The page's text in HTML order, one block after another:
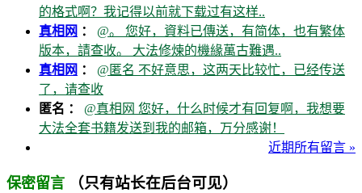
的格式啊？我记得以前就下载过有这样..
真相网 ： @。 您好，資料已傳送，有简体，也有繁体
版本，請查收。 大法修煉的機緣萬古難遇..
真相网 ： @匿名 不好意思，这两天比较忙，已经传送
了，请查收
匿名 ： @真相网 您好，什么时候才有回复啊，我想要
大法全套书籍发送到我的邮箱，万分感谢！
近期所有留言 »
保密留言 （只有站长在后台可见）